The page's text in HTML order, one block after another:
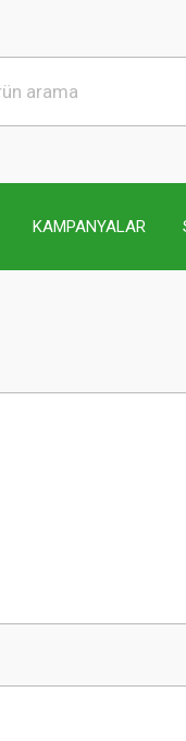
KAMPANYALAR